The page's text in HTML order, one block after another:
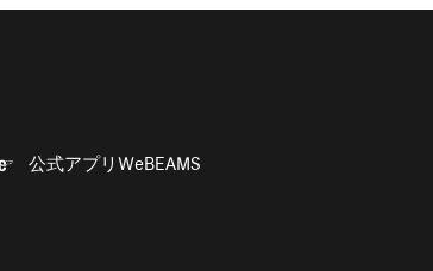
公式アプリWeBEAMS